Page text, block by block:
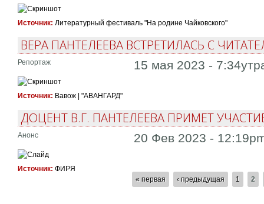
Источник: Литературный фестиваль "На родине Чайковского"
ВЕРА ПАНТЕЛЕЕВА ВСТРЕТИЛАСЬ С
Репортаж 15 мая 2023 -
Источник: Вавож | "АВАНГАРД"
ДОЦЕНТ В.Г. ПАНТЕЛЕЕВА ПРИМЕТ
Анонс 20 Фев 2023 -
Источник: ФИРЯ
« первая ‹ предыдущая 1 2